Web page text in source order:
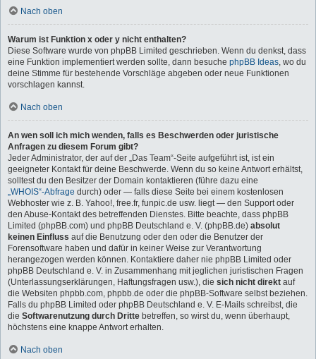
Nach oben
Warum ist Funktion x oder y nicht enthalten?
Diese Software wurde von phpBB Limited geschrieben. Wenn du denkst, dass
eine Funktion implementiert werden sollte, dann besuche phpBB Ideas, wo du
deine Stimme für bestehende Vorschläge abgeben oder neue Funktionen
vorschlagen kannst.
Nach oben
An wen soll ich mich wenden, falls es Beschwerden oder juristische
Anfragen zu diesem Forum gibt?
Jeder Administrator, der auf der „Das Team“-Seite aufgeführt ist, ist ein
geeigneter Kontakt für deine Beschwerde. Wenn du so keine Antwort erhältst,
solltest du den Besitzer der Domain kontaktieren (führe dazu eine
„WHOIS“-Abfrage durch) oder — falls diese Seite bei einem kostenlosen
Webhoster wie z. B. Yahoo!, free.fr, funpic.de usw. liegt — den Support oder
den Abuse-Kontakt des betreffenden Dienstes. Bitte beachte, dass phpBB
Limited (phpBB.com) und phpBB Deutschland e. V. (phpBB.de) absolut
keinen Einfluss auf die Benutzung oder den oder die Benutzer der
Forensoftware haben und dafür in keiner Weise zur Verantwortung
herangezogen werden können. Kontaktiere daher nie phpBB Limited oder
phpBB Deutschland e. V. in Zusammenhang mit jeglichen juristischen Fragen
(Unterlassungserklärungen, Haftungsfragen usw.), die sich nicht direkt auf
die Websiten phpbb.com, phpbb.de oder die phpBB-Software selbst beziehen.
Falls du phpBB Limited oder phpBB Deutschland e. V. E-Mails schreibst, die
die Softwarenutzung durch Dritte betreffen, so wirst du, wenn überhaupt,
höchstens eine knappe Antwort erhalten.
Nach oben